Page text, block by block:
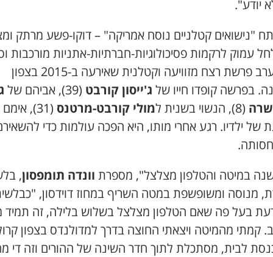
יודע".
"נישואים קטלניים נוסח אמריקה" – דוקו-פשע מרתק
עמוק לרקמות פסיכולוגיות-חברתיות-אתניות מורכבות
שתי וערב פרשת רצח מזוויעה וקטלנית שאירעה ב-2015 בצפון
בפרשה קופדו חייו של ג'ייסון קורבט (39), אביהם של
שרה (8), הנשוי בשנית ל מולי קורבט-מרטנס
(31), אימם
של ילדיו. רגע אחרי מותו, היא הפכה עולמות כדי
במיטה והטלפון מצלצל", מספרת וונדה תומפסון,
מנוסה ומשופשפת במטה השריף במחוז דוידסון,
בעל פה שאם הטלפון מצלצל בשלוש בלילה, זה תמיד
קמתי מהמיטה ויצאתי החוצה בדרך למדולנדס בצפון
לבית, מסתכלת לתוך חדר השינה של ההורים וזה די